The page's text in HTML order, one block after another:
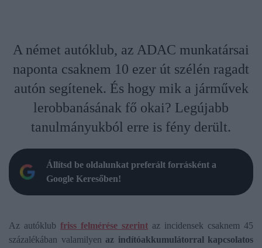
A német autóklub, az ADAC munkatársai
naponta csaknem 10 ezer út szélén ragadt
autón segítenek. És hogy mik a járművek
lerobbanásának fő okai? Legújabb
tanulmányukból erre is fény derült.
Állítsd be oldalunkat preferált forrásként a
Google Keresőben!
Az autóklub friss felmérése szerint az incidensek csaknem 45
százalékában valamilyen az indítóakkumulátorral kapcsolatos